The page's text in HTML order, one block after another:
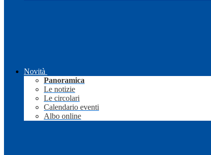
Novità
Panoramica
Le notizie
Le circolari
Calendario eventi
Albo online